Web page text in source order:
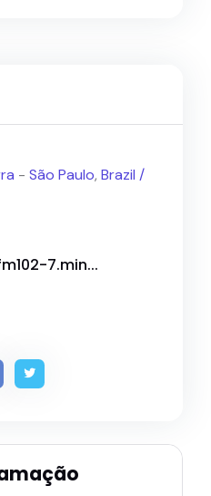
- São Paulo, Brazil /
7.min...